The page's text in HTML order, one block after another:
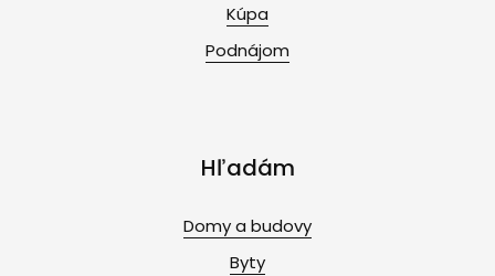
Kúpa
Podnájom
Hľadám
Domy a budovy
Byty